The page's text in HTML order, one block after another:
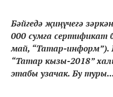
Бәйгедә җиңүчегә
000 сумга сертификат
май, “Татар-информ”).
“Татар кызы-2018”
этабы узачак. Бу